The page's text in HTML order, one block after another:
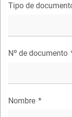
Tipo de
Nº de documento
Nombre *